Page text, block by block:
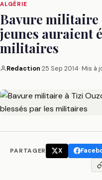
ALGÉRIE
Bavure militaire
jeunes auraient
militaires
Redaction·25 Sep 2014· Mis à
PARTAGER X